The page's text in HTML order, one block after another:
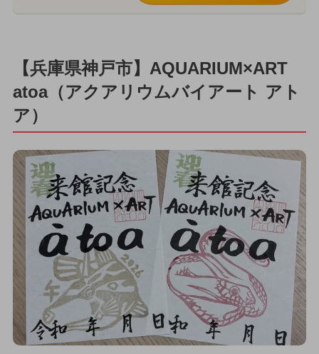
【兵庫県神戸市】AQUARIUM×ART
atoa（アクアリウムバイアート アト
ア）